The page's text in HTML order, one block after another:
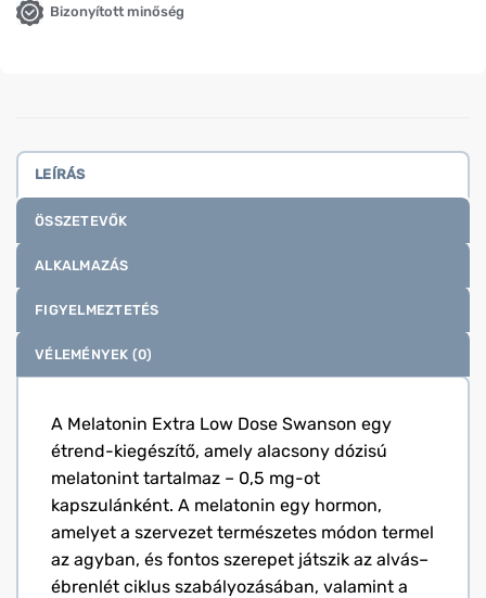
Bizonyított minőség
LEÍRÁS
ÖSSZETEVŐK
ALKALMAZÁS
FIGYELMEZTETÉS
VÉLEMÉNYEK (0)
A Melatonin Extra Low Dose Swanson egy
étrend-kiegészítő, amely alacsony dózisú
melatonint tartalmaz – 0,5 mg-ot
kapszulánként. A melatonin egy hormon,
amelyet a szervezet természetes módon termel
az agyban, és fontos szerepet játszik az alvás–
ébrenlét ciklus szabályozásában, valamint a